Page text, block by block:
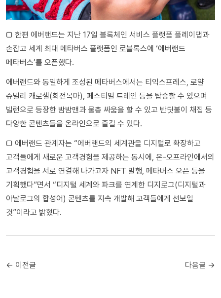
□ 한편 에버랜드는 지난 17일 블록체인 서비스 플랫폼 플레이댑과
손잡고 세계 최대 메타버스 플랫폼인 로블록스에 ‘에버랜드
메타버스’를 오픈했다.
에버랜드와 동일하게 조성된 메타버스에서는 티익스프레스, 로얄
쥬빌리 캐로셀(회전목마), 페스티벌 트레인 등을 탑승할 수 있으며
빌런으로 등장한 밤밤맨과 물총 싸움을 할 수 있고 반딧불이 채집 등
다양한 콘텐츠들을 온라인으로 즐길 수 있다.
□ 에버랜드 관계자는 “에버랜드의 세계관을 디지털로 확장하고
고객들에게 새로운 고객경험을 제공하는 동시에, 온-오프라인에서의
고객경험을 서로 연결해 나가고자 NFT 발행, 메타버스 오픈 등을
기획했다”면서 “디지털 세계와 파크를 연계한 디지로그(디지털과
아날로그의 합성어) 콘텐츠를 지속 개발해 고객들에게 선보일
것”이라고 밝혔다.
← 이전글 다음글 →